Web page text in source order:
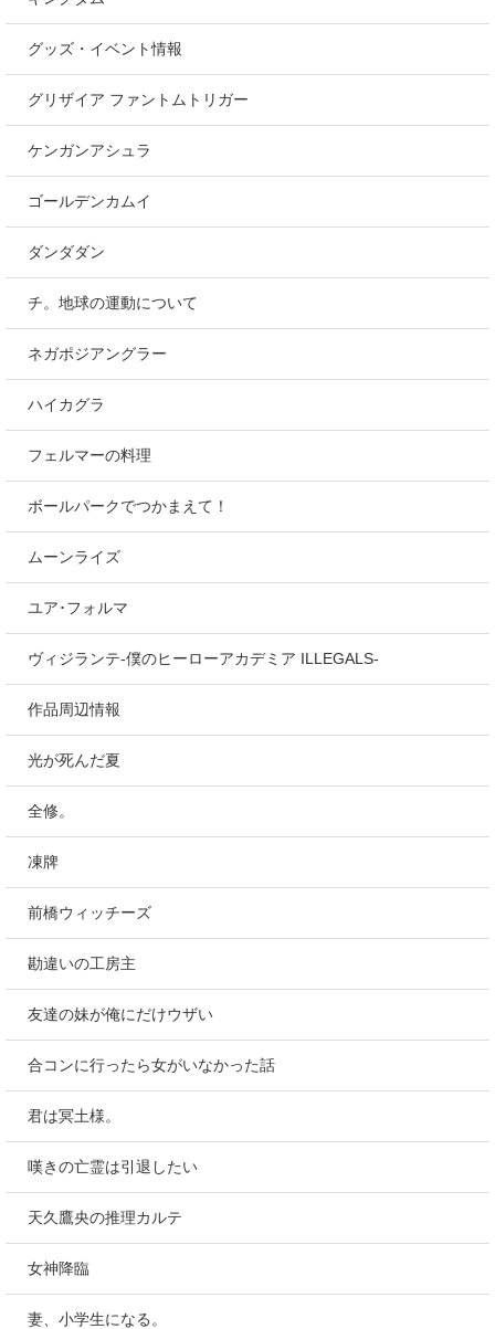
グッズ・イベント情報
グリザイア ファントムトリガー
ケンガンアシュラ
ゴールデンカムイ
ダンダダン
チ。地球の運動について
ネガポジアングラー
ハイカグラ
フェルマーの料理
ボールパークでつかまえて！
ムーンライズ
ユア･フォルマ
ヴィジランテ-僕のヒーローアカデミア ILLEGALS-
作品周辺情報
光が死んだ夏
全修。
凍牌
前橋ウィッチーズ
勘違いの工房主
友達の妹が俺にだけウザい
合コンに行ったら女がいなかった話
君は冥土様。
嘆きの亡霊は引退したい
天久鷹央の推理カルテ
女神降臨
妻、小学生になる。